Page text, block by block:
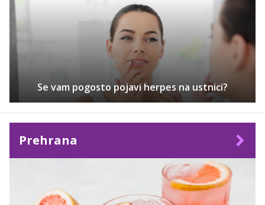
Se vam pogosto pojavi herpes na ustnici?
Prehrana